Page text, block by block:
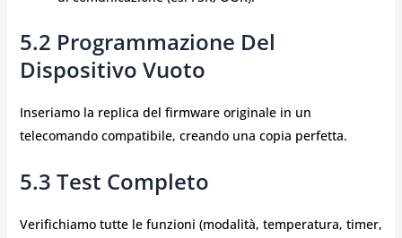
5.2 Programmazione Del
Dispositivo Vuoto
Inseriamo la replica del firmware originale in un
telecomando compatibile, creando una copia perfetta.
5.3 Test Completo
Verifichiamo tutte le funzioni (modalità, temperatura, timer,